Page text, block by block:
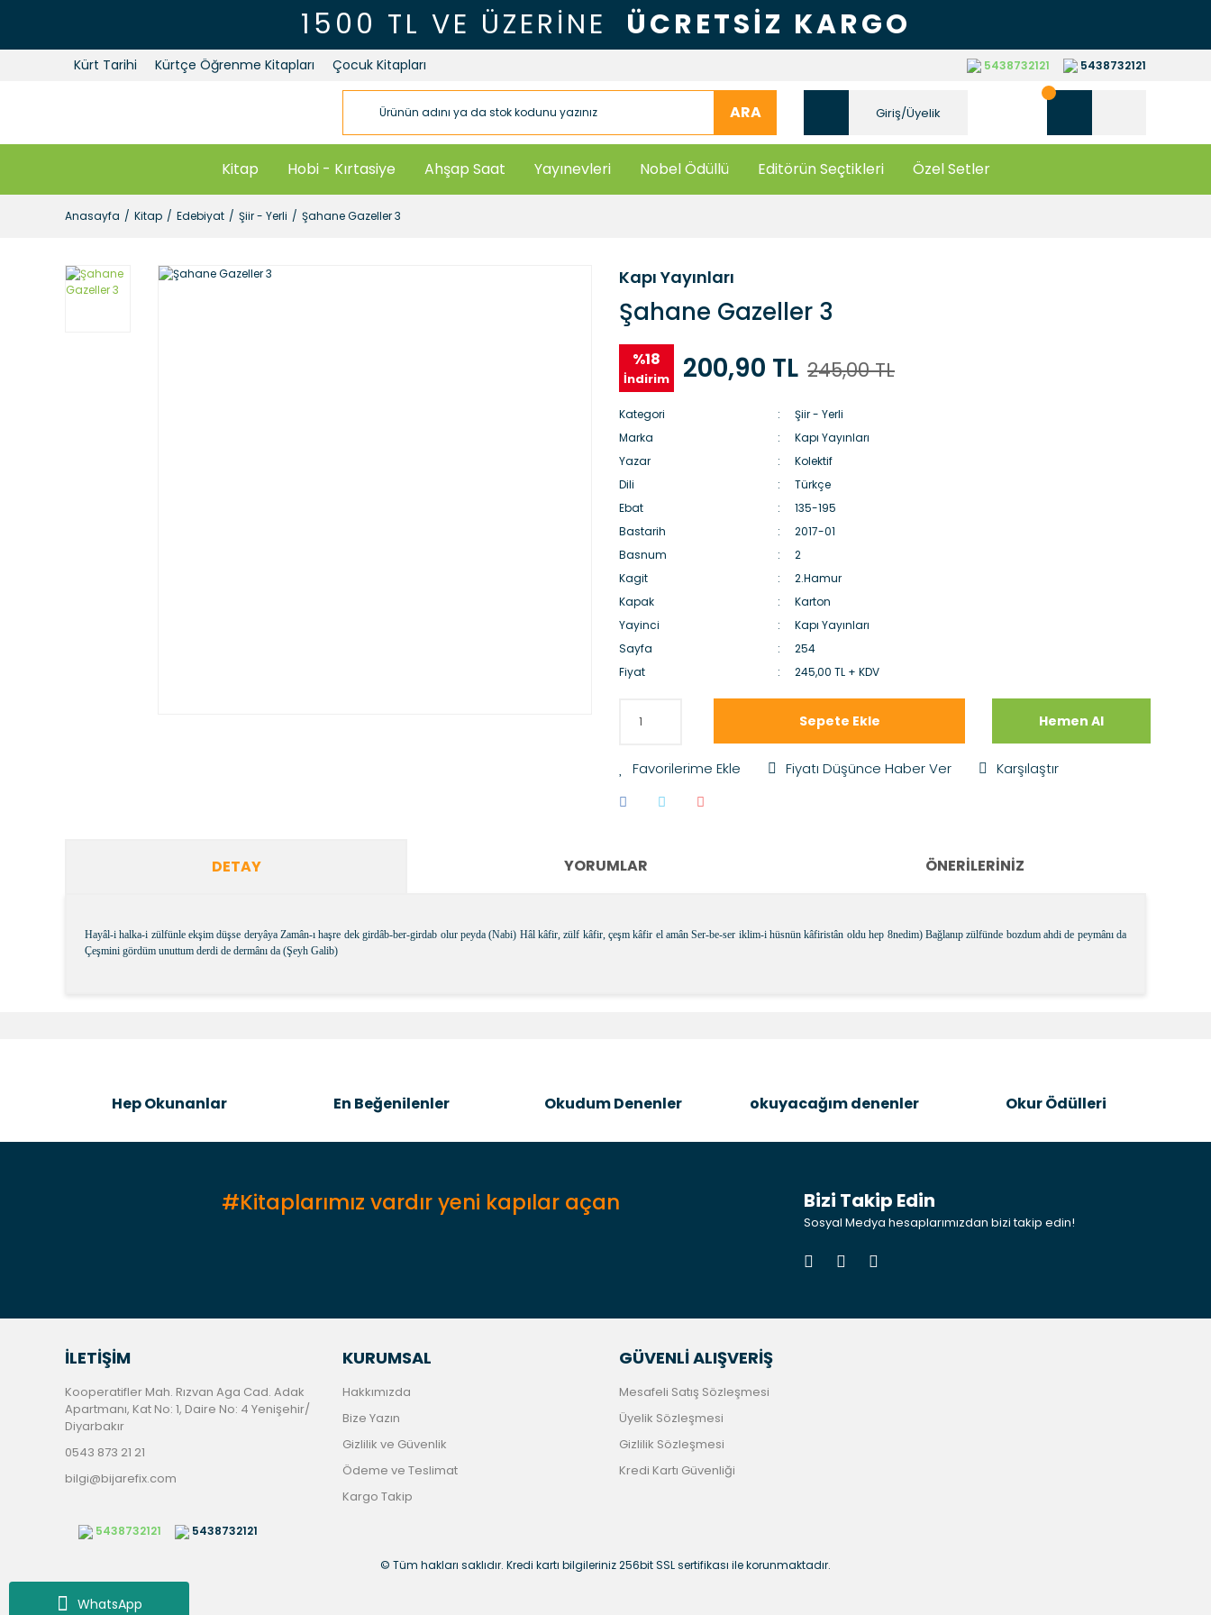
WhatsApp
1500 TL VE ÜZERİNE ÜCRETSİZ KARGO
Kürt Tarihi Kürtçe Öğrenme Kitapları Çocuk Kitapları 5438732121 5438732121
ARA Giriş/Üyelik
Kitap Hobi - Kırtasiye Ahşap Saat Yayınevleri Nobel Ödüllü Editörün Seçtikleri Özel Setler
Anasayfa Kitap Edebiyat Şiir - Yerli Şahane Gazeller 3
Kapı Yayınları
Şahane Gazeller 3
%18
İndirim 200,90 TL 245,00 TL
Kategori
Şiir - Yerli
Marka
Kapı Yayınları
Yazar
Kolektif
Dili
Türkçe
Ebat
135-195
Bastarih
2017-01
Basnum
2
Kagit
2.Hamur
Kapak
Karton
Yayinci
Kapı Yayınları
Sayfa
254
Fiyat
245,00 TL + KDV
Sepete Ekle Hemen Al
Fiyatı Düşünce Haber Ver Karşılaştır
DETAY YORUMLAR ÖNERILERINIZ
Hayâl-i halka-i zülfünle ekşim düşse deryâya Zamân-ı haşre dek girdâb-ber-girdab olur peyda (Nabi) Hâl kâfir, zülf kâfir, çeşm kâfir el amân Ser-be-ser iklim-i hüsnün kâfiristân oldu hep 8nedim) Bağlanıp zülfünde bozdum ahdi de peymânı da
Çeşmini gördüm unuttum derdi de dermânı da (Şeyh Galib)
Ürün bilgilerinde hatalar bulunuyor.
Hep Okunanlar En Beğenilenler Okudum Denenler okuyacağım denenler Okur Ödülleri
#Kitaplarımız vardır yeni kapılar açan Bizi Takip Edin
Sosyal Medya hesaplarımızdan bizi takip edin!
İLETİŞİM
Kooperatifler Mah. Rızvan Aga Cad. Adak
Apartmanı, Kat No: 1, Daire No: 4 Yenişehir/
Diyarbakır
0543 873 21 21
bilgi@bijarefix.com
KURUMSAL
Hakkımızda
Bize Yazın
Gizlilik ve Güvenlik
Ödeme ve Teslimat
Kargo Takip
GÜVENLİ ALIŞVERİŞ
Mesafeli Satış Sözleşmesi
Üyelik Sözleşmesi
Gizlilik Sözleşmesi
Kredi Kartı Güvenliği
5438732121 5438732121
© Tüm hakları saklıdır. Kredi kartı bilgileriniz 256bit SSL sertifikası ile korunmaktadır.